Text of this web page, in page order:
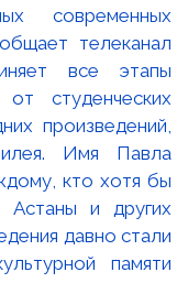
современных
телеканал
все этапы
студенческих
произведений,
Имя Павла
кто хотя бы
и других
давно стали
памяти